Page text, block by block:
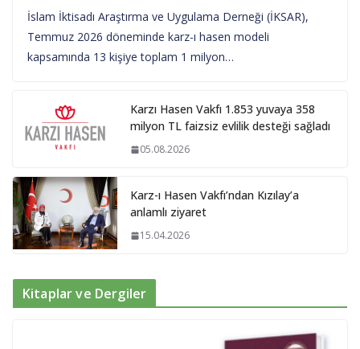
İslam İktisadı Araştırma ve Uygulama Derneği (İKSAR),
Temmuz 2026 döneminde karz-ı hasen modeli
kapsamında 13 kişiye toplam 1 milyon…
Karzı Hasen Vakfı 1.853 yuvaya 358
milyon TL faizsiz evlilik desteği sağladı
05.08.2026
Karz-ı Hasen Vakfı’ndan Kızılay’a
anlamlı ziyaret
15.04.2026
Kitaplar ve Dergiler